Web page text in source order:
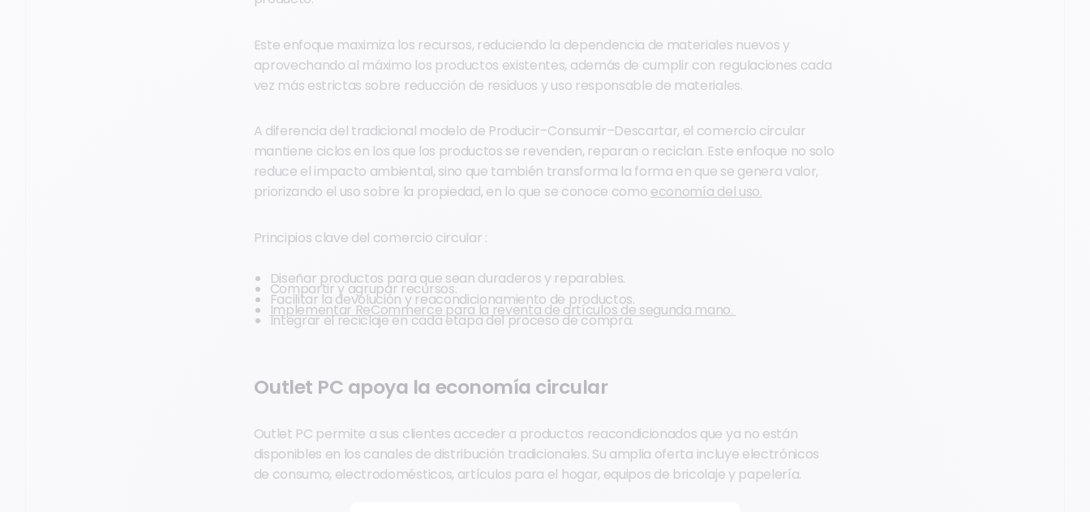
Este enfoque maximiza los recursos, reduciendo la dependencia de materiales nuevos y
aprovechando al máximo los productos existentes, además de cumplir con regulaciones cada
vez más estrictas sobre reducción de residuos y uso responsable de materiales.
A diferencia del tradicional modelo de Producir–Consumir–Descartar, el comercio circular
mantiene ciclos en los que los productos se revenden, reparan o reciclan. Este enfoque no solo
reduce el impacto ambiental, sino que también transforma la forma en que se genera valor,
priorizando el uso sobre la propiedad, en lo que se conoce como economía del uso.
Principios clave del comercio circular :
Diseñar productos para que sean duraderos y reparables.
Compartir y agrupar recursos.
Facilitar la devolución y reacondicionamiento de productos.
Implementar ReCommerce para la reventa de artículos de segunda mano.
Integrar el reciclaje en cada etapa del proceso de compra.
Outlet PC apoya la economía circular
Outlet PC permite a sus clientes acceder a productos reacondicionados que ya no están
disponibles en los canales de distribución tradicionales. Su amplia oferta incluye electrónicos
de consumo, electrodomésticos, artículos para el hogar, equipos de bricolaje y papelería.